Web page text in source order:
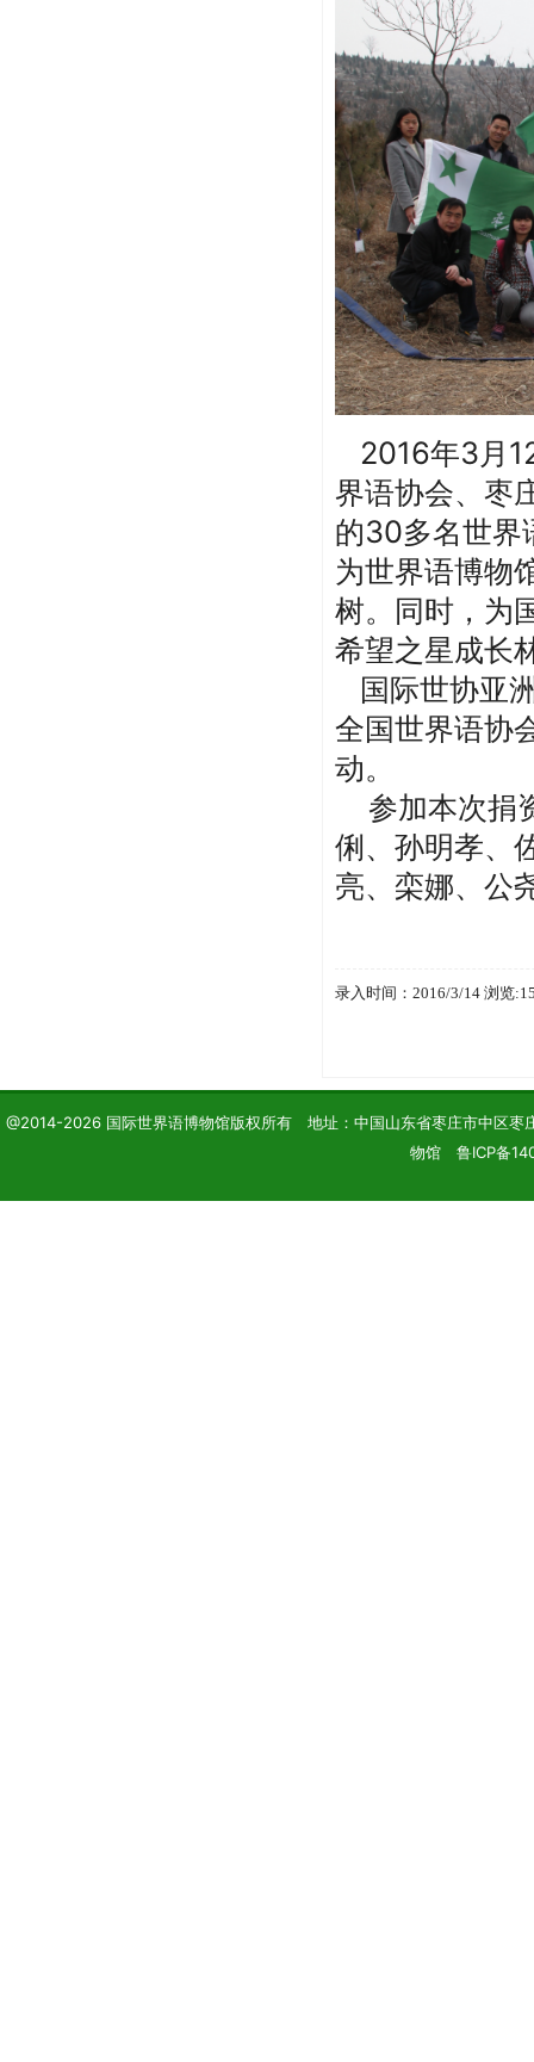
2016年3月
界语协会、枣
的30多名世界
为世界语博物
树。同时，为
希望之星成长
国际世协亚
全国世界语协
动。
参加本次捐
俐、孙明孝、
亮、栾娜、公
录入时间：2016/3/14 浏览
@2014-2026 国际世界语博物馆版权所有 地址：中国山东省枣庄市中区
物馆 鲁ICP备